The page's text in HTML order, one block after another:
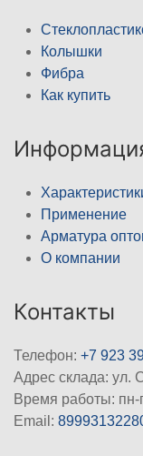
Колышки
Фибра
Как купить
Применение
Арматура
О компании
Контакты
Телефон: +7 923
Адрес склада: ул.
Время работы: пн-
Email: